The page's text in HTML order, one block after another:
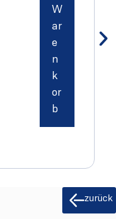
W
ar
e
n
k
or
b
zurück